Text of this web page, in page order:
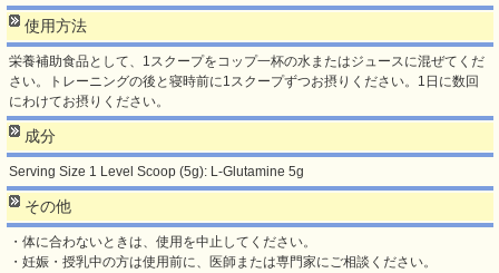
使用方法
栄養補助食品として、1スクープをコップ一杯の水またはジュースに混ぜてくだ
さい。トレーニングの後と寝時前に1スクープずつお摂りください。1日に数回
にわけてお摂りください。
成分
Serving Size 1 Level Scoop (5g): L-Glutamine 5g
その他
・体に合わないときは、使用を中止してください。
・妊娠・授乳中の方は使用前に、医師または専門家にご相談ください。